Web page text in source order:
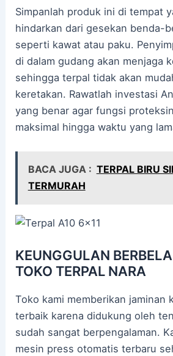
Simpanlah produk ini di tempat
hindarkan dari gesekan benda-
seperti kawat atau paku.
di dalam gudang akan menjaga
sehingga terpal tidak akan
keretakan. Rawatlah investasi
yang benar agar fungsi
maksimal hingga waktu yang
BACA JUGA : TERPAL BIRU
TERMURAH
KEUNGGULAN
TOKO TERPAL NARA
Toko kami memberikan jaminan
terbaik karena didukung oleh
sudah sangat berpengalaman.
mesin press otomatis terbaru